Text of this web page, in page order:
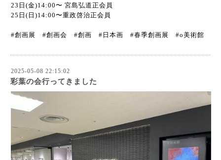
23日(金)14:00〜 宮島弘道正会員
25日(日)14:00〜重政啓治正会員
#創画展 #創画会 #創画 #日本画 #春季創画展 #o美術館
2025-05-08 22:15:02
彩葉の会行ってきました